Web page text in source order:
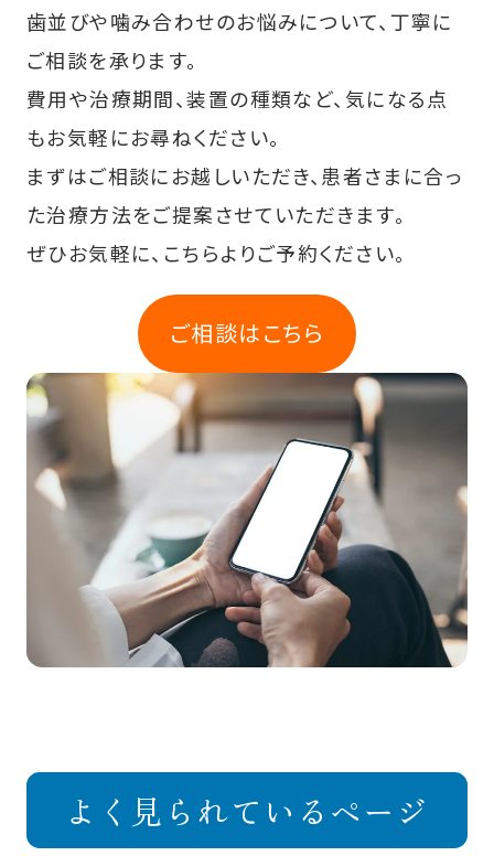
歯並びや噛み合わせのお悩みについて、丁寧に
ご相談を承ります。
費用や治療期間、装置の種類など、気になる点
もお気軽にお尋ねください。
まずはご相談にお越しいただき、患者さまに合っ
た治療方法をご提案させていただきます。
ぜひお気軽に、こちらよりご予約ください。
ご相談はこちら
よく見られているページ